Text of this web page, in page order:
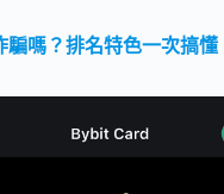
騙嗎？排名特色一次搞懂